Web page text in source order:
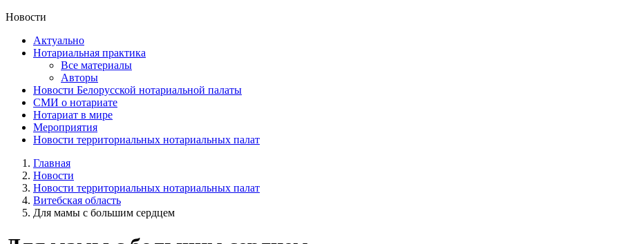
Новости
Актуально
Нотариальная практика
Все материалы
Авторы
Новости Белорусской нотариальной палаты
СМИ о нотариате
Нотариат в мире
Мероприятия
Новости территориальных нотариальных палат
Главная
Новости
Новости территориальных нотариальных палат
Витебская область
Для мамы с большим сердцем